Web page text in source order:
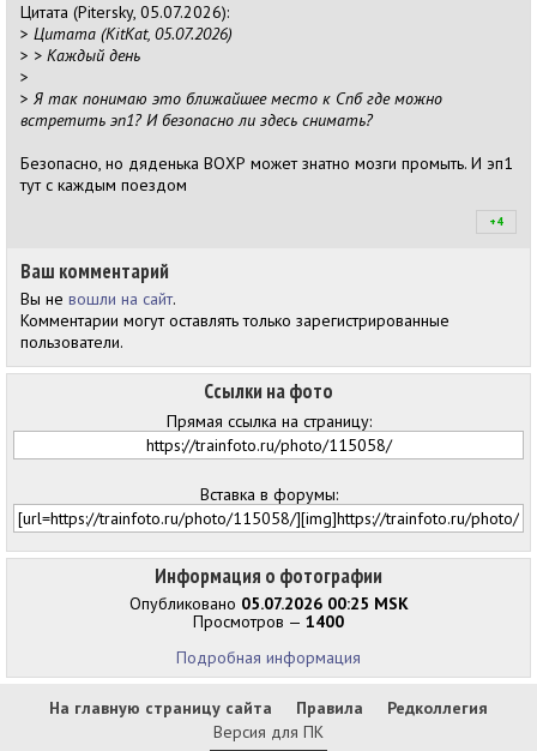
Информация о фотографии
Опубликовано 05.07.2026 00:25 MSK
Просмотров — 1400
Подробная информация
Ссылки на фото
Прямая ссылка на страницу:
Вставка в форумы:
Цитата (Pitersky, 05.07.2026):
> Цитата (KitKat, 05.07.2026)
> > Каждый день
>
> Я так понимаю это ближайшее место к Спб где можно
встретить эп1? И безопасно ли здесь снимать?
Безопасно, но дяденька ВОХР может знатно мозги промыть. И эп1
тут с каждым поездом
+4
Ваш комментарий
Вы не вошли на сайт.
Комментарии могут оставлять только зарегистрированные
пользователи.
На главную страницу сайта Правила
Редколлегия
Версия для ПК